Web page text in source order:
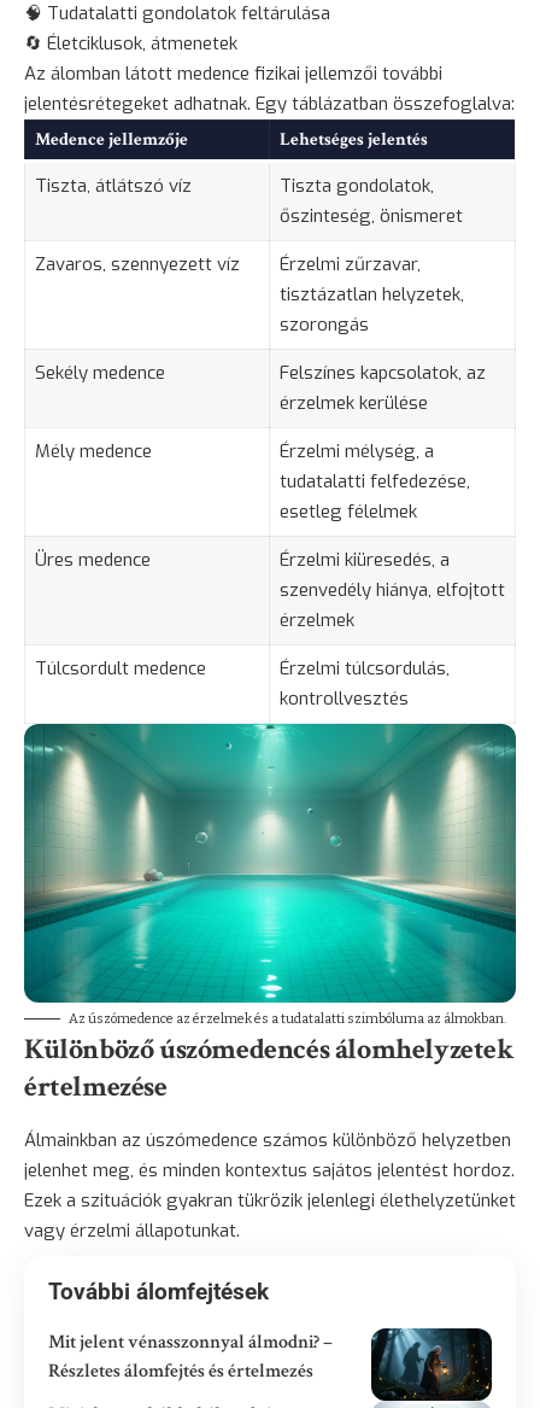
🧠 Tudatalatti gondolatok feltárulása
🔄 Életciklusok, átmenetek
Az álomban látott medence fizikai jellemzői további
jelentésrétegeket adhatnak. Egy táblázatban összefoglalva:
Medence jellemzője Lehetséges jelentés
Tiszta, átlátszó víz
Tiszta gondolatok,
őszinteség, önismeret
Zavaros, szennyezett víz
Érzelmi zűrzavar,
tisztázatlan helyzetek,
szorongás
Sekély medence
Felszínes kapcsolatok, az
érzelmek kerülése
Mély medence
Érzelmi mélység, a
tudatalatti felfedezése,
esetleg félelmek
Üres medence
Érzelmi kiüresedés, a
szenvedély hiánya, elfojtott
érzelmek
Túlcsordult medence
Érzelmi túlcsordulás,
kontrollvesztés
Az úszómedence az érzelmek és a tudatalatti szimbóluma az álmokban.
Különböző úszómedencés álomhelyzetek
értelmezése
Álmainkban az úszómedence számos különböző helyzetben
jelenhet meg, és minden kontextus sajátos jelentést hordoz.
Ezek a szituációk gyakran tükrözik jelenlegi élethelyzetünket
vagy érzelmi állapotunkat.
További álomfejtések
Mit jelent vénasszonnyal álmodni? –
Részletes álomfejtés és értelmezés